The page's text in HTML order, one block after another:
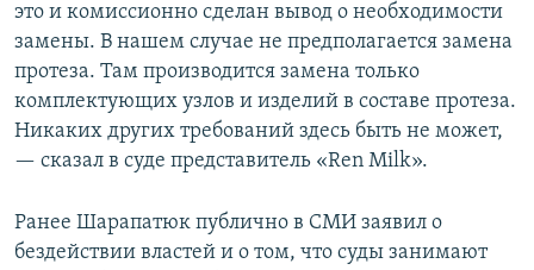
это и комиссионно сделан вывод о необходимости
замены. В нашем случае не предполагается замена
протеза. Там производится замена только
комплектующих узлов и изделий в составе протеза.
Никаких других требований здесь быть не может,
— сказал в суде представитель «Ren Milk».
Ранее Шарапатюк публично в СМИ заявил о
бездействии властей и о том, что суды занимают